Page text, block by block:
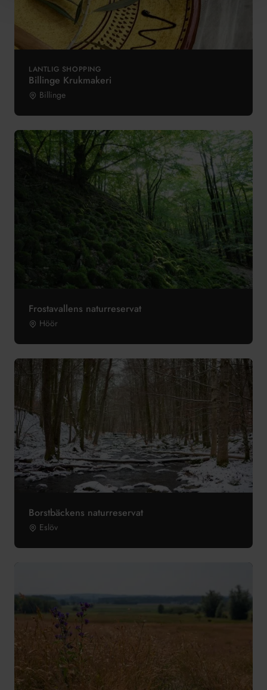
LANTLIG SHOPPING
Billinge Krukmakeri
Billinge
Frostavallens naturreservat
Höör
Borstbäckens naturreservat
Eslöv